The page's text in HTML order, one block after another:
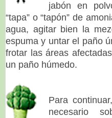
jabón en
“tapa” o “tapón” de
agua, agitar bien la
espuma y untar el paño
frotar las áreas
un paño húmedo.
Para
necesario